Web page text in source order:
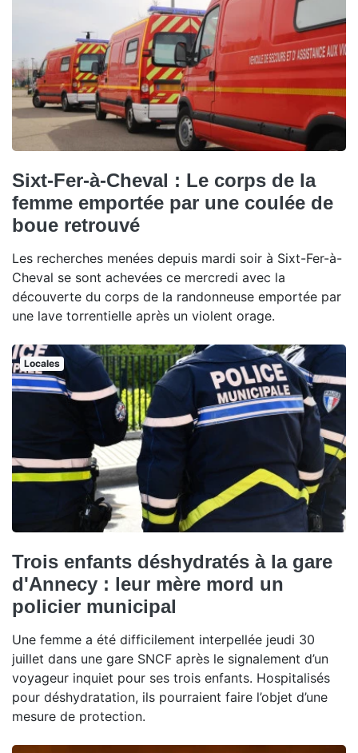
Sixt-Fer-à-Cheval : Le corps de la
femme emportée par une coulée de
boue retrouvé
Les recherches menées depuis mardi soir à Sixt-Fer-à-
Cheval se sont achevées ce mercredi avec la
découverte du corps de la randonneuse emportée par
une lave torrentielle après un violent orage.
Locales
Trois enfants déshydratés à la gare
d'Annecy : leur mère mord un
policier municipal
Une femme a été difficilement interpellée jeudi 30
juillet dans une gare SNCF après le signalement d’un
voyageur inquiet pour ses trois enfants. Hospitalisés
pour déshydratation, ils pourraient faire l’objet d’une
mesure de protection.